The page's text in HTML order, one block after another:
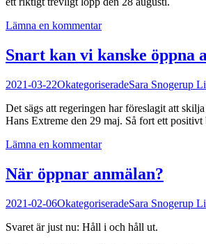
Lämna en kommentar
Snart kan vi kanske öppna
2021-03-22OkategoriseradeSara Snogerup
Det sägs att regeringen har föreslagit att
Hans Extreme den 29 maj. Så fort ett
Lämna en kommentar
När öppnar anmälan?
2021-02-06OkategoriseradeSara Snogerup
Svaret är just nu: Håll i och håll ut.